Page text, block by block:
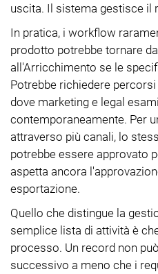
uscita. Il sistema gestisce il
In pratica, i workflow
prodotto potrebbe tornare
all'Arricchimento se le
Potrebbe richiedere
dove marketing e legal
contemporaneamente. Per
attraverso più canali, lo
potrebbe essere approvato
aspetta ancora
esportazione.
Quello che distingue la
semplice lista di attività è
processo. Un record non
successivo a meno che i